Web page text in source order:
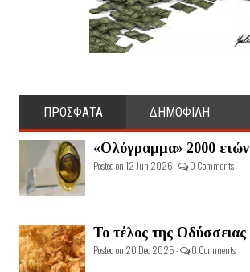
ΠΡΟΣΦΑΤΑ ΔΗΜΟΦΙΛΗ
«Ολόγραμμα» 2000 ετών
Posted on 12 Jun 2026 - 0 Comments
Το τέλος της Οδύσσειας
Posted on 20 Dec 2025 - 0 Comments